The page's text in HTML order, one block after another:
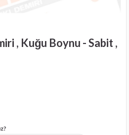
, Kuğu Boynu - Sabit ,